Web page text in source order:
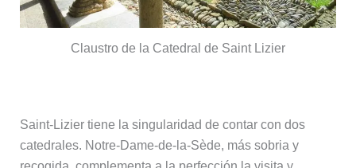
Claustro de la Catedral de Saint Lizier
Saint-Lizier tiene la singularidad de contar con dos
catedrales. Notre-Dame-de-la-Sède, más sobria y